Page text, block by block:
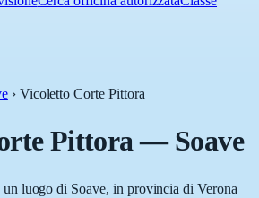
› Vicoletto Corte Pittora
Pittora—Soave
luogo di Soave, in provincia di Verona